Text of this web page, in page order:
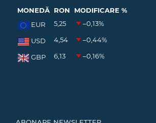
MONEDĂ RON
MODIFICARE %
EUR
5,25 –0,13%
USD 4,54 –0,44%
GBP 6,13 –0,16%